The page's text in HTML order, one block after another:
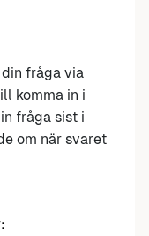
fråga via
komma in i
fråga sist i
om när svaret